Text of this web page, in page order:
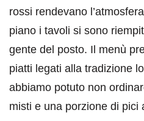
rossi rendevano
piano i tavoli si sono
gente del posto. Il menù
piatti legati alla tradizione
abbiamo potuto non
misti e una porzione di pici